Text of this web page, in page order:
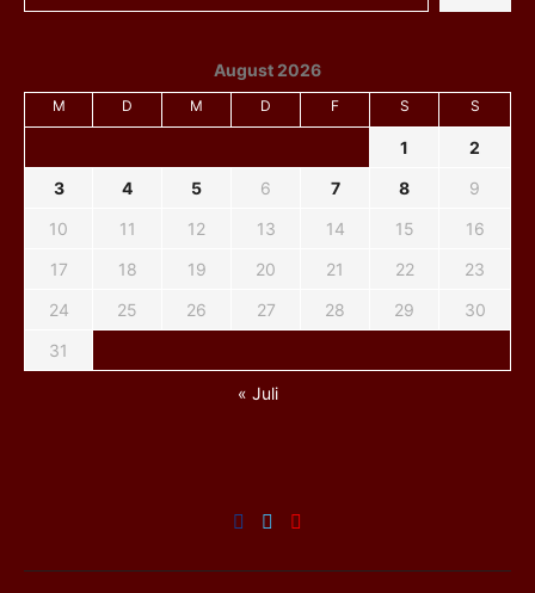
August 2026
M D M D F S S
1
2
3
4 5 6 7 8
9
10
11 12 13 14 15
16
17
18 19 20 21 22
23
24
25 26 27 28 29
30
31
« Juli